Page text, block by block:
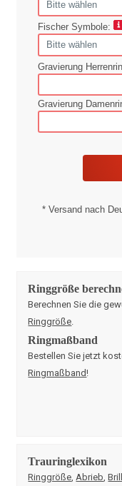
Fischer Symbole:
Gravierung
Gravierung
* Versand nach
Ringgröße
Berechnen Sie die
Ringgröße
Ringmaßband
Bestellen Sie jetzt
Ringmaßband!
Trauringlexikon
Ringgröße Abrieb ,